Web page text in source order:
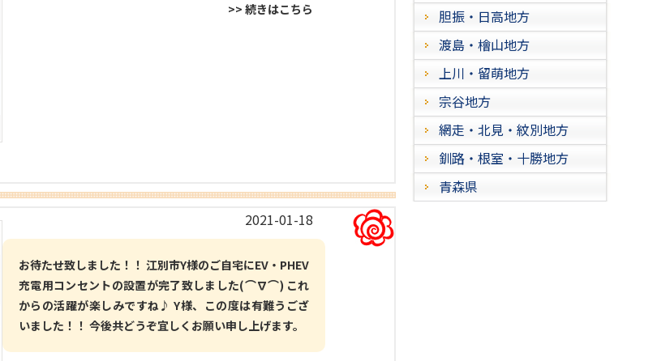
>> 続きはこちら
2021-01-18
お待たせ致しました！！ 江別市Y様のご自宅にEV・PHEV
充電用コンセントの設置が完了致しました(⌒∇⌒) これ
からの活躍が楽しみですね♪ Y様、この度は有難うござ
いました！！ 今後共どうぞ宜しくお願い申し上げます。
胆振・日高地方
渡島・檜山地方
上川・留萌地方
宗谷地方
網走・北見・紋別地方
釧路・根室・十勝地方
青森県